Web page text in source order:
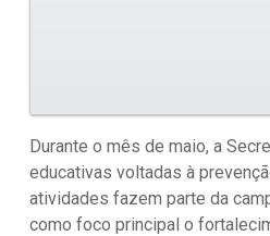
Durante o mês de maio, a
educativas voltadas à
atividades fazem parte da
como foco principal o